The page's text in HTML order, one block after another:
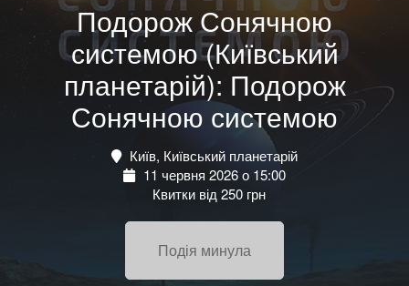
Подорож Сонячною
системою (Київський
планетарій): Подорож
Сонячною системою
Київ, Київський планетарій
11 червня 2026 о 15:00
Квитки від 250 грн
Подія минула